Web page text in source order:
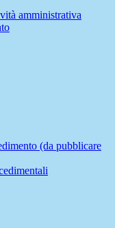
amministrativa
(da pubblicare